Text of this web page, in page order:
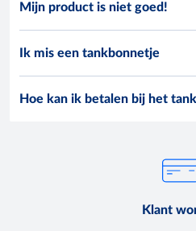
Mijn product is niet goed!
Ik mis een tankbonnetje
Hoe kan ik betalen bij het
Klant